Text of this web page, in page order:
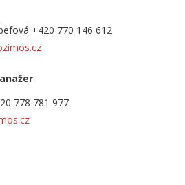
+420 770 146 612
778 781 977